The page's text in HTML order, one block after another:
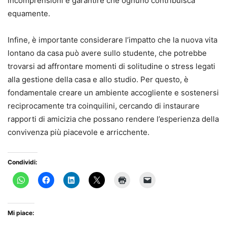
equamente.
Infine, è importante considerare l’impatto che la nuova vita
lontano da casa può avere sullo studente, che potrebbe
trovarsi ad affrontare momenti di solitudine o stress legati
alla gestione della casa e allo studio. Per questo, è
fondamentale creare un ambiente accogliente e sostenersi
reciprocamente tra coinquilini, cercando di instaurare
rapporti di amicizia che possano rendere l’esperienza della
convivenza più piacevole e arricchente.
Condividi:
Mi piace: